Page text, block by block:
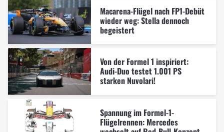
Macarena-Flügel nach FP1-Debüt
wieder weg: Stella dennoch
begeistert
Von der Formel 1 inspiriert:
Audi-Duo testet 1.001 PS
starken Nuvolari!
Spannung im Formel-1-
Flügelrennen: Mercedes